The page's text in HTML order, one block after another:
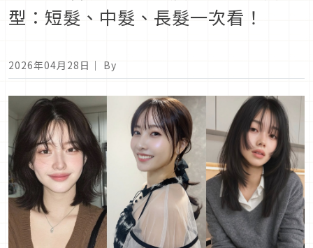
型：短髮、中髮、長髮一次看！
2026年04月28日 ｜ By